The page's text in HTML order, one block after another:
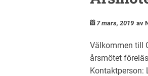
7 mars, 2019 av
Välkommen till
årsmötet
Kontaktperson: